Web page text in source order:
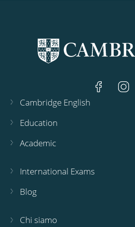
Cambridge English
Education
Academic
International Exams
Blog
Chi siamo